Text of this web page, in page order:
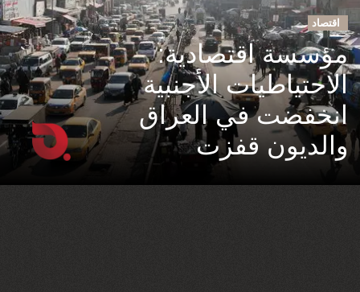
اقتصاد
مؤسسة اقتصادية:
الاحتياطيات الأجنبية
انخفضت في العراق
والديون قفزت